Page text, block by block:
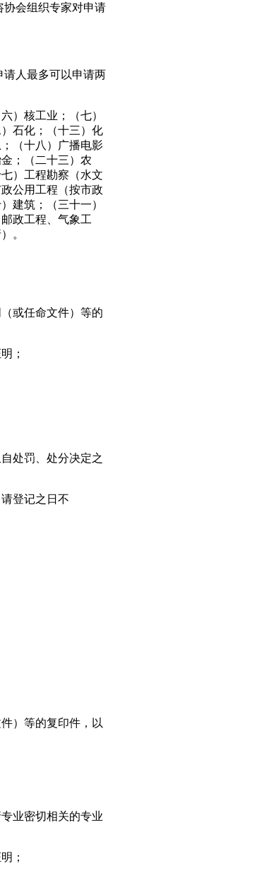
协会组织专家对申请
请人最多可以申请两
）核工业；（七）
石化；（十三）化
（十八）广播电影
；（二十三）农
）工程勘察（水文
公用工程（按市政
建筑；（三十一）
政工程、气象工
。
或任命文件）等的
；
处罚、处分决定之
登记之日不
）等的复印件，以
业密切相关的专业
；